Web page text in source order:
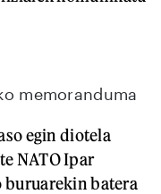
memoranduma
egin diotela
NATO Ipar
batera